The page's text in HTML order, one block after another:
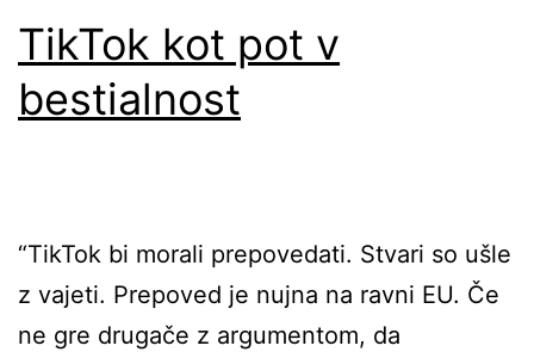
TikTok kot pot v
bestialnost
“TikTok bi morali prepovedati. Stvari so ušle
z vajeti. Prepoved je nujna na ravni EU. Če
ne gre drugače z argumentom, da